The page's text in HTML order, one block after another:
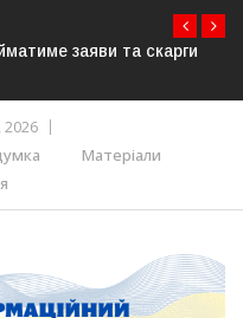
заяви та скарги
Матеріали